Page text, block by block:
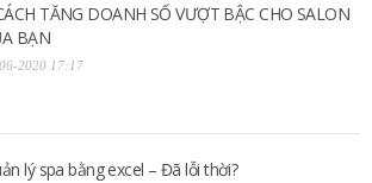
TĂNG DOANH SỐ VƯỢT BẬC CHO SALON
BẠN
2020 17:17
lý spa bằng excel – Đã lỗi thời?